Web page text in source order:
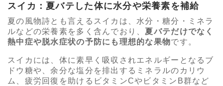
スイカ：夏バテした体に水分や栄養素を補給
夏の風物詩とも言えるスイカは、水分・糖分・ミネラ
ルなどの栄養素を多く含んでおり、夏バテだけでなく
熱中症や脱水症状の予防にも理想的な果物です。
スイカには、体に素早く吸収されエネルギーとなるブ
ドウ糖や、余分な塩分を排出するミネラルのカリウ
ム、疲労回復を助けるビタミンCやビタミンB群など